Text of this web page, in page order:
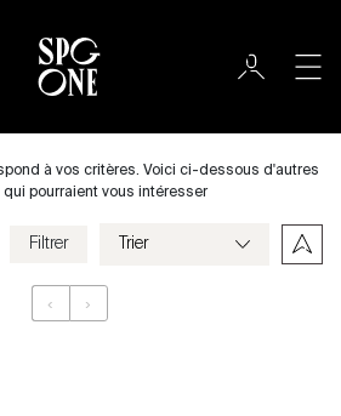
à vos critères. Voici ci-dessous d'autres
qui pourraient vous intéresser
Filtrer
‹ ›